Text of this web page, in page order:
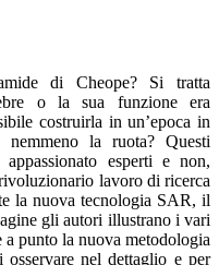
di Cheope? Si tratta
o la sua funzione era
costruirla in un’epoca in
la ruota? Questi
esperti e non,
lavoro di ricerca
la nuova tecnologia SAR, il
gli autori illustrano i vari
a punto la nuova metodologia
nel dettaglio e per